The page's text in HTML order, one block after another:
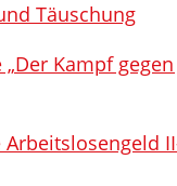
Täuschung
„Der Kampf